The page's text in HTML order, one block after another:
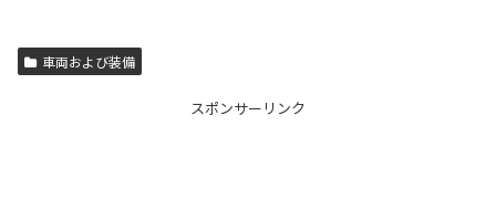
車両および装備
スポンサーリンク